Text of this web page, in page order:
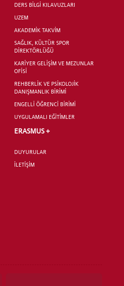
DERS BİLGİ KILAVUZLARI
UZEM
AKADEMİK TAKVİM
SAĞLIK, KÜLTÜR SPOR
DİREKTÖRLÜĞÜ
KARİYER GELİŞİM VE MEZUNLAR
OFİSİ
REHBERLİK VE PSİKOLOJİK
DANIŞMANLIK BİRİMİ
ENGELLİ ÖĞRENCİ BİRİMİ
UYGULAMALI EĞİTİMLER
ERASMUS +
DUYURULAR
İLETİŞİM